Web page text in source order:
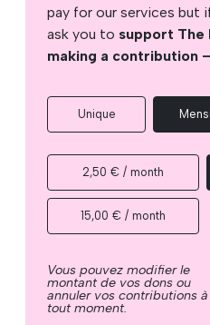
pay for our services but
ask you to support The
making a contribution
Unique
2,50 € / month
15,00 € / month
Vous pouvez modifier le
montant de vos dons ou
annuler vos contributions à
tout moment.